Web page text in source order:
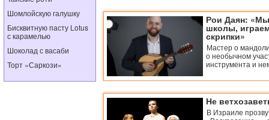
Шомлойскую галушку
Бисквитную пасту Lotus
с карамелью
Шоколад с васаби
Торт «Саркози»
Рои Даян:
школы,
скрипки»
Мастер о
о необычном
инструмента и
Не
В Израиле